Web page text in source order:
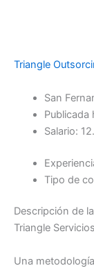
Triangle
San
Publicada
Salario:
Tipo de
Descripción de
Triangle
Una